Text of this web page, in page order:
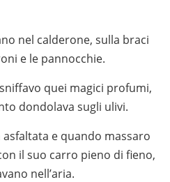
nel calderone, sulla braci
e le pannocchie.
quei magici profumi,
dondolava sugli ulivi.
e quando massaro
il suo carro pieno di fieno,
nell’aria.